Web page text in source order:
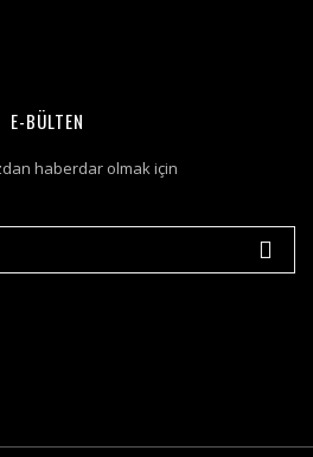
E-BÜLTEN
haberdar olmak için